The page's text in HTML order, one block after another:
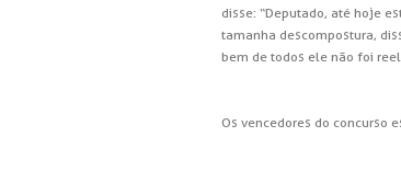
disse: “Deputado, até hoje
tamanha descompostura,
bem de todos ele não foi
Os vencedores do concurso